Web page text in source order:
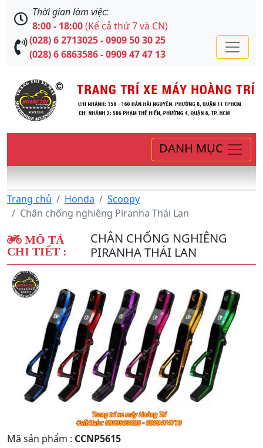
Thời gian làm việc:
8:00 - 18:00(Kể cả thứ 7 và CN)
(028) 6 2713025 - 0909 50 30 25
(028) 6 6863586 - 0909 47 47 13
DANH MỤC
Trang chủ Honda
Scoopy
Chân chống nghiêng Piranha Thái Lan
MÔ TẢ
CHI TIẾT :
CHÂN CHỐNG NGHIÊNG
PIRANHA THÁI LAN
Quay
Lại
Mã sản phẩm : CCNP5615